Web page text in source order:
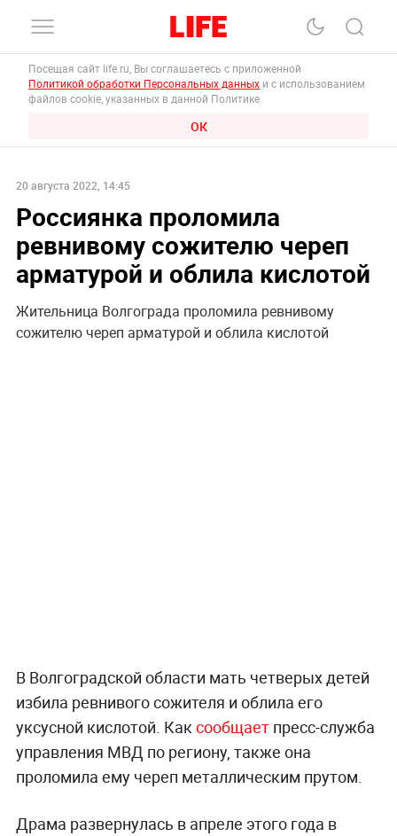
Посещая сайт life.ru, Вы соглашаетесь с приложенной
Политикой обработки Персональных данных и с использованием
файлов cookie, указанных в данной Политике.
ОК
20 августа 2022, 14:45
Россиянка проломила
ревнивому сожителю череп
арматурой и облила кислотой
Жительница Волгограда проломила ревнивому
сожителю череп арматурой и облила кислотой
В Волгоградской области мать четверых детей
избила ревнивого сожителя и облила его
уксусной кислотой. Как сообщаетпресс-служба
управления МВД по региону, также она
проломила ему череп металлическим прутом.
Драма развернулась в апреле этого года в